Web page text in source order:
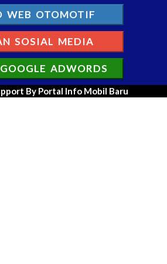
WEB OTOMOTIF
SOSIAL MEDIA
ADWORDS
By Portal Info Mobil Baru